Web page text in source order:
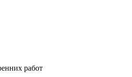
работ